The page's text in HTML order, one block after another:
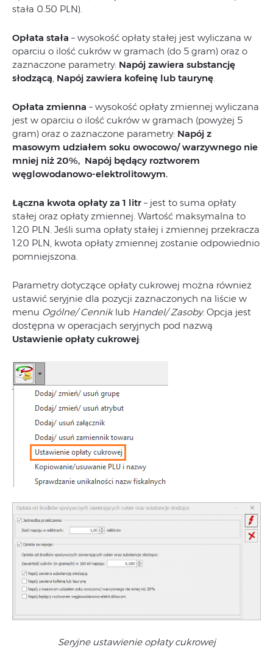
stała 0.50 PLN).
Opłata stała – wysokość opłaty stałej jest wyliczana w
oparciu o ilość cukrów w gramach (do 5 gram) oraz o
zaznaczone parametry: Napój zawiera substancję
słodzącą Napój zawiera kofeinę lub taurynę
Opłata zmienna – wysokość opłaty zmiennej wyliczana
jest w oparciu o ilość cukrów w gramach (powyżej 5
gram) oraz o zaznaczone parametry: Napój z
masowym udziałem soku owocowo/ warzywnego nie
mniej niż 20%, Napój będący roztworem
węglowodanowo-elektrolitowym.
Łączna kwota opłaty za 1 litr – jest to suma opłaty
stałej oraz opłaty zmiennej. Wartość maksymalna to
1.20 PLN. Jeśli suma opłaty stałej i zmiennej przekracza
1.20 PLN, kwota opłaty zmiennej zostanie odpowiednio
pomniejszona.
Parametry dotyczące opłaty cukrowej można również
ustawić seryjnie dla pozycji zaznaczonych na liście w
menu Ogólne/ Cenniklub Handel/ Zasoby. Opcja jest
dostępna w operacjach seryjnych pod nazwą
Ustawienie opłaty cukrowej:
Seryjne ustawienie opłaty cukrowej